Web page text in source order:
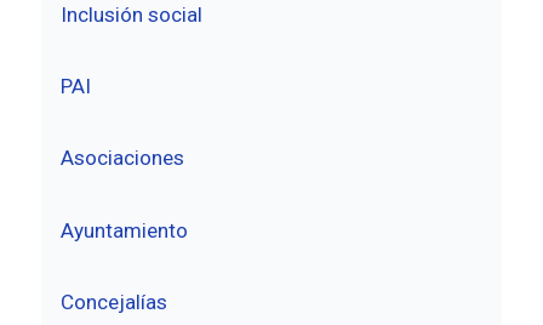
Inclusión social
PAI
Asociaciones
Ayuntamiento
Concejalías